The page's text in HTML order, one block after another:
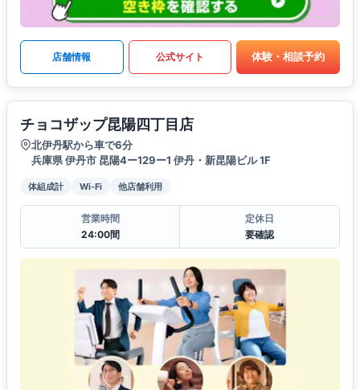
店舗情報 公式サイト 体験・相談予約
チョコザップ昆陽四丁目店
北伊丹駅から車で6分
兵庫県 伊丹市 昆陽4ー129ー1 伊丹・新昆陽ビル 1F
体組成計 Wi-Fi 他店舗利用
営業時間
24:00間
定休日
要確認